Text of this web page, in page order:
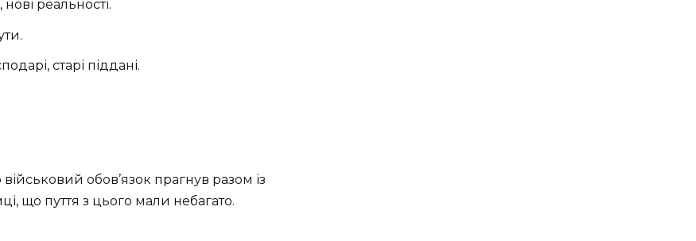
реальності.
старі піддані.
обов’язок прагнув разом із
що пуття з цього мали небагато.